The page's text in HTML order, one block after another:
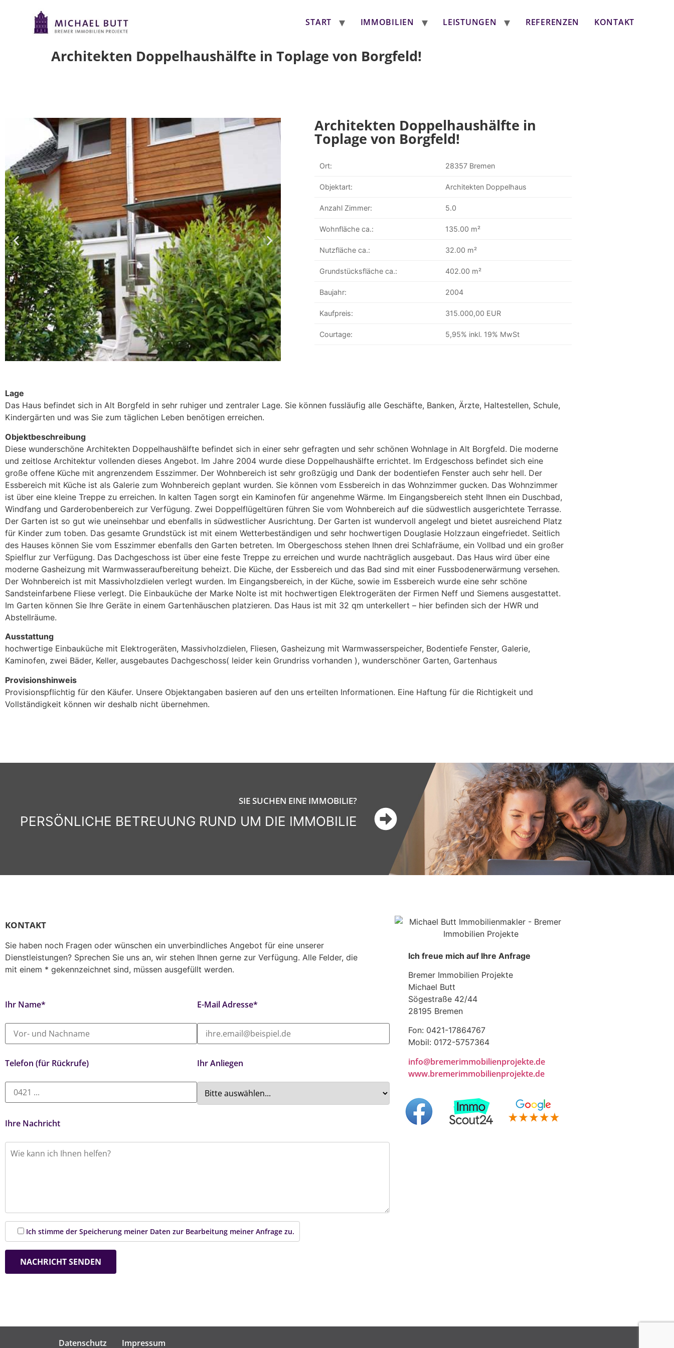
START IMMOBILIEN LEISTUNGEN REFERENZEN KONTAKT
Architekten Doppelhaushälfte in Toplage von Borgfeld!
Architekten Doppelhaushälfte in
Toplage von Borgfeld!
Ort: 28357 Bremen
Objektart: Architekten Doppelhaus
Anzahl Zimmer: 5.0
Wohnfläche ca.: 135.00 m²
Nutzfläche ca.: 32.00 m²
Grundstücksfläche ca.: 402.00 m²
Baujahr: 2004
Kaufpreis: 315.000,00 EUR
Courtage: 5,95% inkl. 19% MwSt
Lage
Das Haus befindet sich in Alt Borgfeld in sehr ruhiger und zentraler Lage. Sie können fussläufig alle Geschäfte, Banken, Ärzte, Haltestellen, Schule,
Kindergärten und was Sie zum täglichen Leben benötigen erreichen.
Objektbeschreibung
Diese wunderschöne Architekten Doppelhaushälfte befindet sich in einer sehr gefragten und sehr schönen Wohnlage in Alt Borgfeld. Die moderne
und zeitlose Architektur vollenden dieses Angebot. Im Jahre 2004 wurde diese Doppelhaushälfte errichtet. Im Erdgeschoss befindet sich eine
große offene Küche mit angrenzendem Esszimmer. Der Wohnbereich ist sehr großzügig und Dank der bodentiefen Fenster auch sehr hell. Der
Essbereich mit Küche ist als Galerie zum Wohnbereich geplant wurden. Sie können vom Essbereich in das Wohnzimmer gucken. Das Wohnzimmer
ist über eine kleine Treppe zu erreichen. In kalten Tagen sorgt ein Kaminofen für angenehme Wärme. Im Eingangsbereich steht Ihnen ein Duschbad,
Windfang und Garderobenbereich zur Verfügung. Zwei Doppelflügeltüren führen Sie vom Wohnbereich auf die südwestlich ausgerichtete Terrasse.
Der Garten ist so gut wie uneinsehbar und ebenfalls in südwestlicher Ausrichtung. Der Garten ist wundervoll angelegt und bietet ausreichend Platz
für Kinder zum toben. Das gesamte Grundstück ist mit einem Wetterbeständigen und sehr hochwertigen Douglasie Holzzaun eingefriedet. Seitlich
des Hauses können Sie vom Esszimmer ebenfalls den Garten betreten. Im Obergeschoss stehen Ihnen drei Schlafräume, ein Vollbad und ein großer
Spielflur zur Verfügung. Das Dachgeschoss ist über eine feste Treppe zu erreichen und wurde nachträglich ausgebaut. Das Haus wird über eine
moderne Gasheizung mit Warmwasseraufbereitung beheizt. Die Küche, der Essbereich und das Bad sind mit einer Fussbodenerwärmung versehen.
Der Wohnbereich ist mit Massivholzdielen verlegt wurden. Im Eingangsbereich, in der Küche, sowie im Essbereich wurde eine sehr schöne
Sandsteinfarbene Fliese verlegt. Die Einbauküche der Marke Nolte ist mit hochwertigen Elektrogeräten der Firmen Neff und Siemens ausgestattet.
Im Garten können Sie Ihre Geräte in einem Gartenhäuschen platzieren. Das Haus ist mit 32 qm unterkellert – hier befinden sich der HWR und
Abstellräume.
Ausstattung
hochwertige Einbauküche mit Elektrogeräten, Massivholzdielen, Fliesen, Gasheizung mit Warmwasserspeicher, Bodentiefe Fenster, Galerie,
Kaminofen, zwei Bäder, Keller, ausgebautes Dachgeschoss( leider kein Grundriss vorhanden ), wunderschöner Garten, Gartenhaus
Provisionshinweis
Provisionspflichtig für den Käufer. Unsere Objektangaben basieren auf den uns erteilten Informationen. Eine Haftung für die Richtigkeit und
Vollständigkeit können wir deshalb nicht übernehmen.
SIE SUCHEN EINE IMMOBILIE?
PERSÖNLICHE BETREUUNG RUND UM DIE IMMOBILIE
KONTAKT
Sie haben noch Fragen oder wünschen ein unverbindliches Angebot für eine unserer
Dienstleistungen? Sprechen Sie uns an, wir stehen Ihnen gerne zur Verfügung. Alle Felder, die
mit einem * gekennzeichnet sind, müssen ausgefüllt werden.
Ihr Name* E-Mail Adresse*
Telefon (für Rückrufe) Ihr Anliegen
Ihre Nachricht
Ich stimme der Speicherung meiner Daten zur Bearbeitung meiner Anfrage zu.
Ich freue mich auf Ihre Anfrage
Bremer Immobilien Projekte
Michael Butt
Sögestraße 42/44
28195 Bremen
Fon: 0421-17864767
Mobil: 0172-5757364
info@bremerimmobilienprojekte.de
www.bremerimmobilienprojekte.de
Datenschutz Impressum